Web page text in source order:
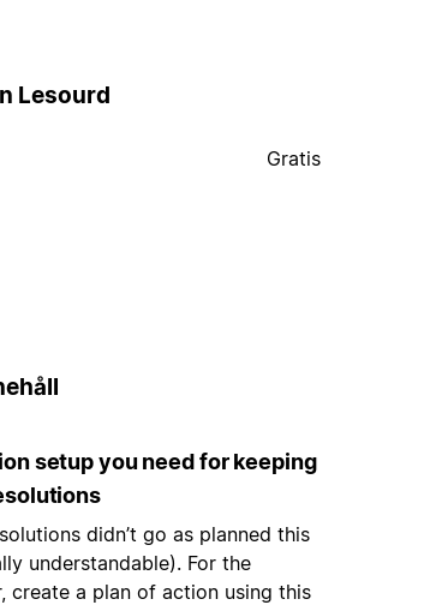
Lesourd
Gratis
setup you need for keeping
didn’t go as planned this
understandable). For the
create a plan of action using this